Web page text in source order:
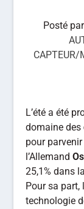
Posté par
CAPTEUR/
L’été a été
domaine des
pour
l’Allemand
25,1% dans
Pour sa part,
technologie